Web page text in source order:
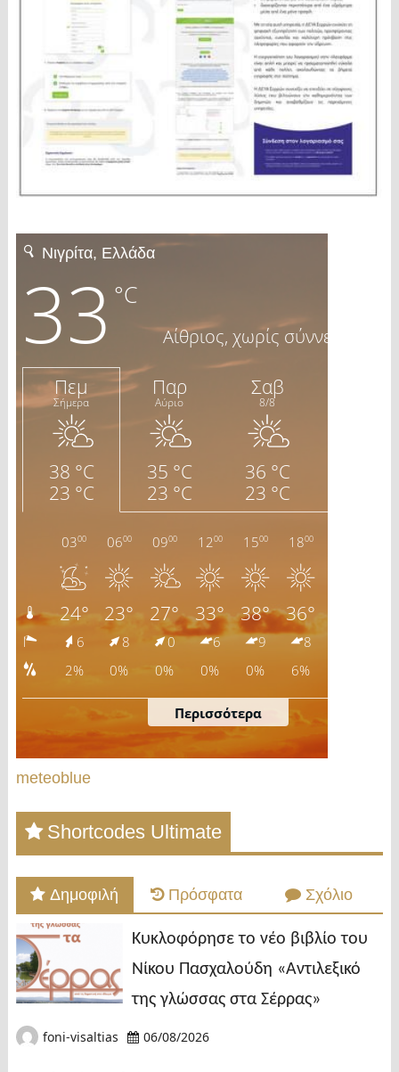
meteoblue
Shortcodes Ultimate
Δημοφιλή Πρόσφατα Σχόλιο
Κυκλοφόρησε το νέο βιβλίο του
Νίκου Πασχαλούδη «Αντιλεξικό
της γλώσσας στα Σέρρας»
foni-visaltias 06/08/2026